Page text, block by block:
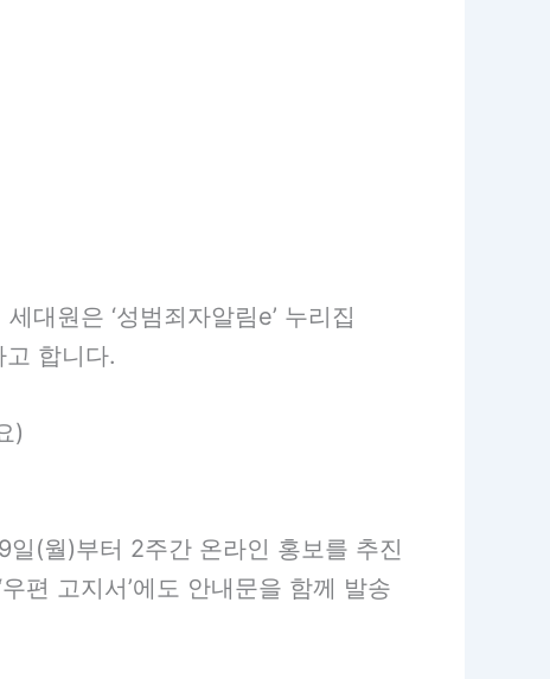
대원은 ‘성범죄자알림e’ 누리집
합니다.
)
(월)부터 2주간 온라인 홍보를 추진
편 고지서’에도 안내문을 함께 발송